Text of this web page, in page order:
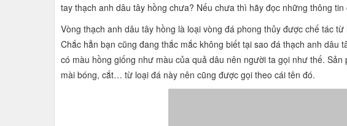
tay thạch anh dâu tây hồng chưa? Nếu chưa thì hãy đọc những thông
Vòng thạch anh dâu tây hồng là loại vòng đá phong thủy được chế tác
Chắc hẳn bạn cũng đang thắc mắc không biết tại sao đá thạch anh dâu
có màu hồng giống như màu của quả dâu nên người ta gọi như thế.
mài bóng, cắt… từ loại đá này nên cũng được gọi theo cái tên đó.